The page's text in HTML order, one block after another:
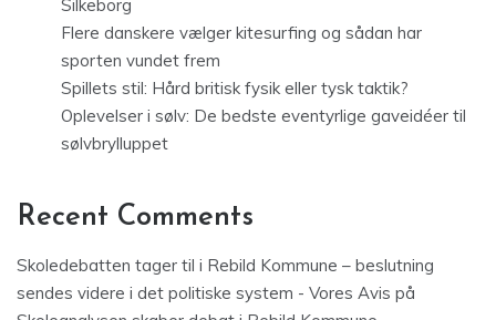
Silkeborg
Flere danskere vælger kitesurfing og sådan har
sporten vundet frem
Spillets stil: Hård britisk fysik eller tysk taktik?
Oplevelser i sølv: De bedste eventyrlige gaveidéer til
sølvbrylluppet
Recent Comments
Skoledebatten tager til i Rebild Kommune – beslutning
sendes videre i det politiske system - Vores Avis på